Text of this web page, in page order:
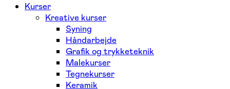
Kurser
Kreative kurser
Syning
Håndarbejde
Grafik og trykketeknik
Malekurser
Tegnekurser
Keramik